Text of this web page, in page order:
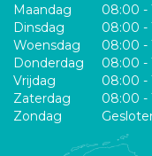
Maandag
08:00 -
Dinsdag
08:00 -
Woensdag
08:00 -
Donderdag
08:00 -
Vrijdag
08:00 -
Zaterdag
08:00 -
Zondag